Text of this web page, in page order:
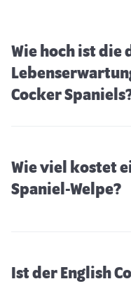
Wie hoch ist
Cocker
Wie viel kostet
Spaniel-Welpe?
Ist der English